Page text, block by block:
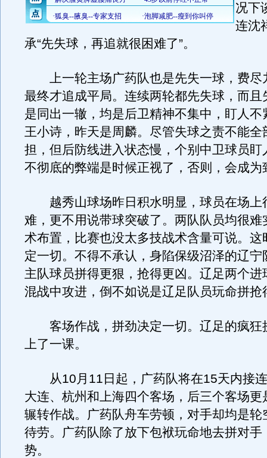
况下
连沈
承“先失球，再追就很困难了”。
上一轮主场广药队也是先失一球，费尽
最终才追成平局。连续两轮都先失球，而且
是同出一辙，均是后卫精神不集中，盯人不
王小诗，昨天是周麟。尽管失球之责不能全
担，但后防线进入状态慢，个别中卫球员盯
不彻底的弊端是时候正视了，否则，会成为
越秀山球场昨日积水明显，球员在场上
难，更不用说带球突破了。两队队员均很难
术布置，比赛也没太多技战术含量可说。这
定一切。不得不承认，身陷保级沼泽的辽宁
主队球员拼得更狠，抢得更凶。辽足两个进
混战中攻进，倒不如说是辽足队员玩命拼抢
客场作战，拼劲决定一切。辽足的疯狂
上了一课。
从10月11日起，广药队将在15天内接
大连、杭州和上海四个客场，后三个客场更
辗转作战。广药队舟车劳顿，对手却均是轮
待劳。广药队除了放下包袱玩命地去拼对手
势。